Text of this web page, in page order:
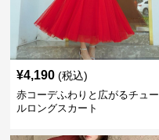
¥4,190 (税込)
赤コーデふわりと広がるチュー
ルロングスカート